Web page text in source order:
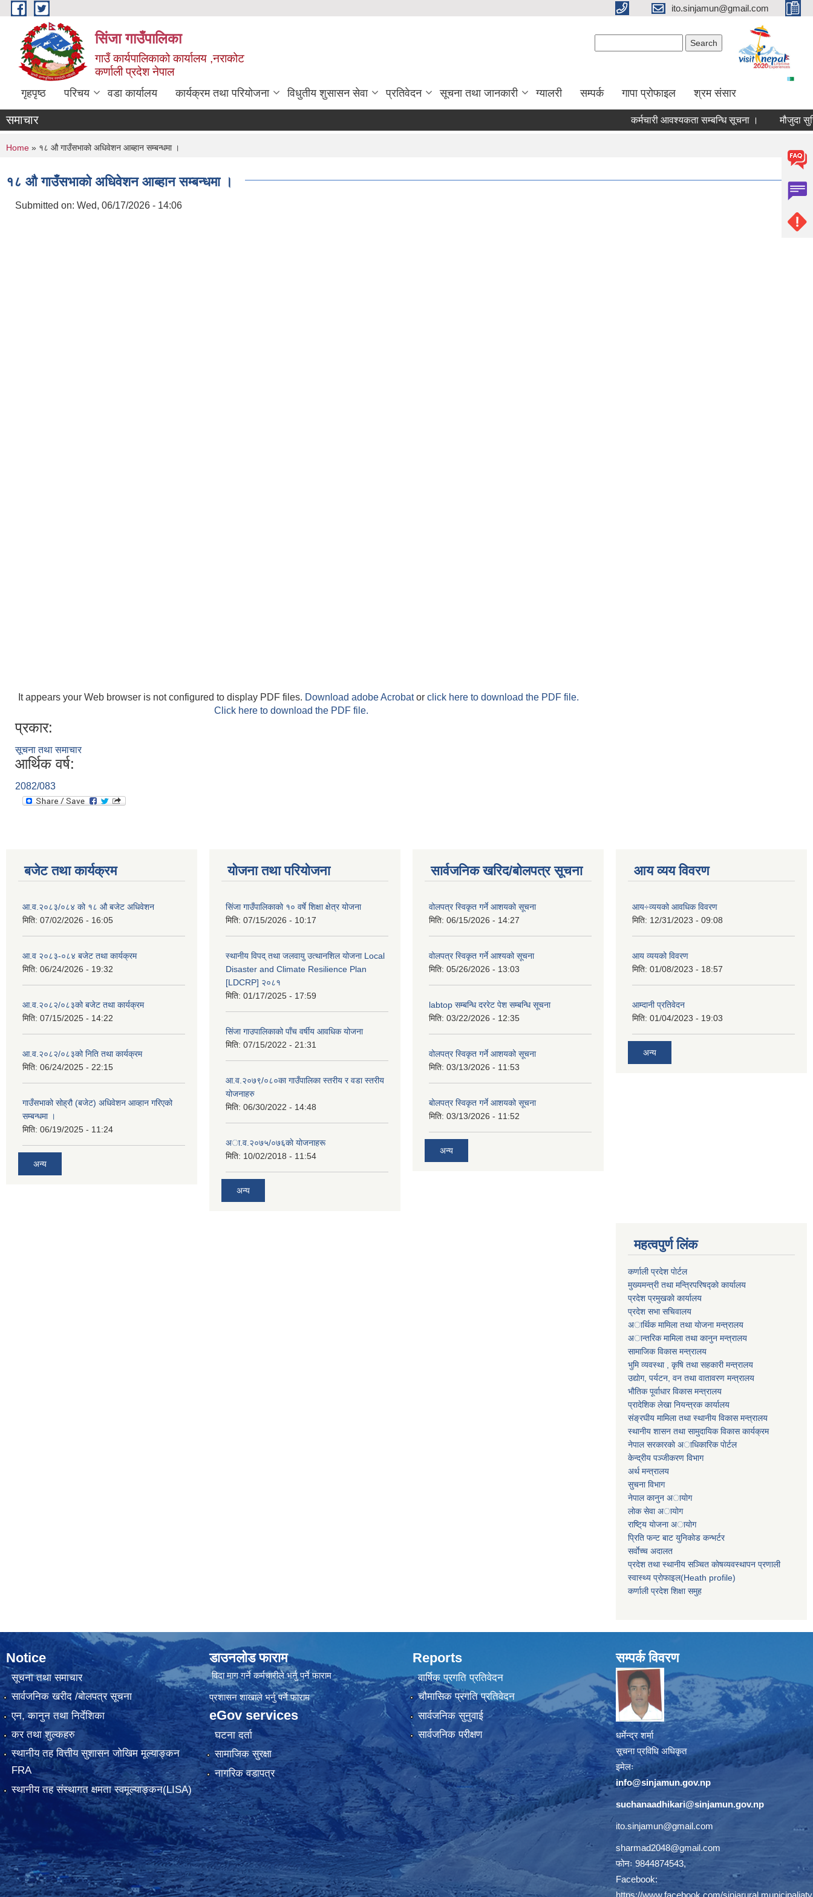
Skip to main content ito.sinjamun@gmail.com
सिंजा गाउँपालिका
गाउँ कार्यपालिकाको कार्यालय ,नराकोट
कर्णाली प्रदेश नेपाल
गृहपृष्ठ परिचय वडा कार्यालय कार्यक्रम तथा परियोजना विधुतीय शुसासन सेवा प्रतिवेदन सूचना तथा जानकारी ग्यालरी सम्पर्क गापा प्रोफाइल श्रम संसार
समाचार कर्मचारी आवश्यकता सम्बन्धि सूचना । मौजुदा सुचिमा
You are here
Home » १८ औ गाउँसभाको अधिवेशन आब्हान सम्बन्धमा ।
१८ औ गाउँसभाको अधिवेशन आब्हान सम्बन्धमा ।
Submitted on: Wed, 06/17/2026 - 14:06
It appears your Web browser is not configured to display PDF files. Download adobe Acrobator click here to download the PDF file.
Click here to download the PDF file.
प्रकार:
सूचना तथा समाचार
आर्थिक वर्ष:
2082/083
बजेट तथा कार्यक्रम
आ.व.२०८३/०८४ को १८ ‍औ बजेट अधिवेशन
मिति: 07/02/2026 - 16:05
आ.व २०८३-०८४ बजेट तथा कार्यक्रम
मिति: 06/24/2026 - 19:32
आ.व.२०८२/०८३को बजेट तथा कार्यक्रम
मिति: 07/15/2025 - 14:22
आ.व.२०८२/०८३को निति तथा कार्यक्रम
मिति: 06/24/2025 - 22:15
गाउँसभाको सोह्रौ (बजेट) अधिवेशन आव्हान गरिएको
सम्बन्धमा ।
मिति: 06/19/2025 - 11:24
अन्य
योजना तथा परियोजना
सिंजा गाउँपालिकाको १० वर्षे शिक्षा क्षेत्र योजना
मिति: 07/15/2026 - 10:17
स्थानीय विपद् तथा जलवायु उत्थानशिल योजना Local
Disaster and Climate Resilience Plan
[LDCRP] २०८१
मिति: 01/17/2025 - 17:59
सिंजा गाउपालिकाको पाँच वर्षीय आवधिक योजना
मिति: 07/15/2022 - 21:31
आ.व.२०७९/०८०का गाउँपालिका स्तरीय र वडा स्तरीय
योजनाहरु
मिति: 06/30/2022 - 14:48
अा‍‍.व.२०७५/०७६काे याेजनाहरू
मिति: 10/02/2018 - 11:54
अन्य
सार्वजनिक खरिद/बोलपत्र सूचना
वोलपत्र स्विकृत गर्ने आशयको सूचना
मिति: 06/15/2026 - 14:27
वोलपत्र स्विकृत गर्ने आश्यको सूचना
मिति: 05/26/2026 - 13:03
labtop सम्बन्धि दररेट पेश सम्बन्धि सूचना
मिति: 03/22/2026 - 12:35
वोलपत्र स्विकृत गर्ने आशयको सूचना
मिति: 03/13/2026 - 11:53
बोलपत्र स्विकृत गर्ने आशयको सूचना
मिति: 03/13/2026 - 11:52
अन्य
आय व्यय विवरण
आय÷व्ययको आवधिक विवरण
मिति: 12/31/2023 - 09:08
आय व्ययको विवरण
मिति: 01/08/2023 - 18:57
आम्दानी प्रतिवेदन
मिति: 01/04/2023 - 19:03
अन्य
महत्वपुर्ण लिंक
कर्णाली प्रदेश पाेर्टल
मुख्यमन्त्री तथा मन्त्रिपरिषद्काे कार्यालय
प्रदेश प्रमुखकाे कार्यालय
प्रदेश सभा सचिवालय
अार्थिक मामिला तथा याेजना मन्त्रालय
अान्तरिक मामिला तथा कानुन मन्त्रालय
सामाजिक विकास मन्त्रालय
भुमि व्यवस्था , कृषि तथा सहकारी मन्त्रालय
उद्याेग, पर्यटन, वन तथा वातावरण मन्त्रालय
भाैतिक पूर्वाधार विकास मन्त्रालय
प्रादेशिक लेखा नियन्त्रक कार्यालय
संङ्रघीय मामिला तथा स्थानीय विकास मन्त्रालय
स्थानीय शासन तथा सामुदायिक विकास कार्यक्रम
नेपाल सरकारकाे अाधिकारिक पाेर्टल
केन्द्रीय पञ्जीकरण विभाग
अर्थ मन्त्रालय
सुचना विभाग
नेपाल कानुन अायाेग
लाेक सेवा अायाेग
राष्टि्य याेजना अायाेग
प्रिति फन्ट बाट युनिकाेड कन्भर्टर
सर्वाेच्च अदालत
प्रदेश तथा स्थानीय सञ्चित काेषव्यवस्थापन प्रणाली
स्वास्थ्य प्राेफाइल(Heath profile)
कर्णाली प्रदेश शिक्षा समुह
Notice
सूचना तथा समाचार
सार्वजनिक खरीद /बोलपत्र सूचना
एन, कानुन तथा निर्देशिका
कर तथा शुल्कहरु
स्थानीय तह वित्तीय सुशासन जोखिम मूल्याङ्कन
FRA
स्थानीय तह संस्थागत क्षमता स्वमूल्याङ्कन(LISA)
डाउनलोड फाराम
विदा माग गर्ने कर्मचारीले भर्नु पर्ने फाराम
प्रशासन शाखाले भर्नु पर्ने फाराम
eGov services
घटना दर्ता
सामाजिक सुरक्षा
नागरिक वडापत्र
Reports
वार्षिक प्रगति प्रतिवेदन
चौमासिक प्रगति प्रतिवेदन
सार्वजनिक सुनुवाई
सार्वजनिक परीक्षण
सम्पर्क विवरण
धर्मेन्द्र शर्मा
सूचना प्रविधि अधिकृत
इमेलः
info@sinjamun.gov.np
suchanaadhikari@sinjamun.gov.np
ito.sinjamun@gmail.com
sharmad2048@gmail.com
फोनः 9844874543,
Facebook:
https://www.facebook.com/